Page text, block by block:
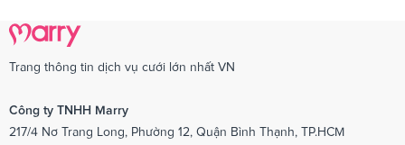
Trang thông tin dịch vụ cưới lớn nhất VN
Công ty TNHH Marry
217/4 Nơ Trang Long, Phường 12, Quận Bình Thạnh, TP.HCM